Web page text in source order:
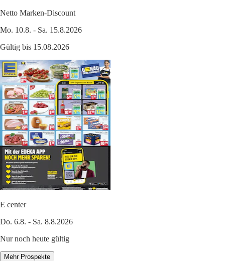
Netto Marken-Discount
Mo. 10.8. - Sa. 15.8.2026
Gültig bis 15.08.2026
E center
Do. 6.8. - Sa. 8.8.2026
Nur noch heute gültig
Mehr Prospekte